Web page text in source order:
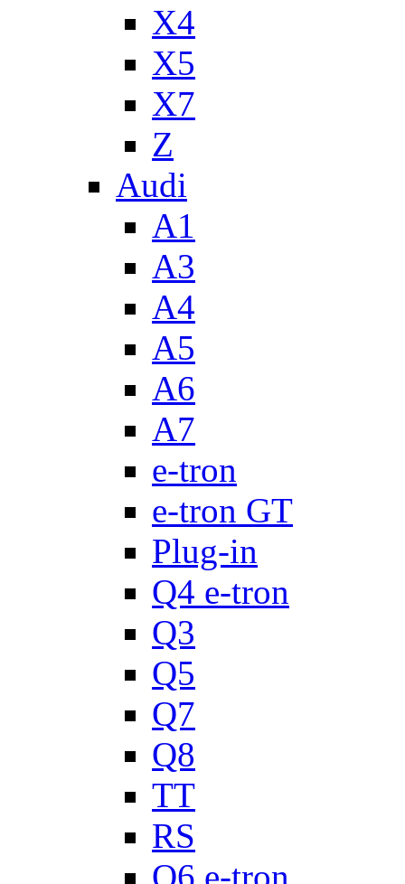
X4
X5
X7
Z
Audi
A1
A3
A4
A5
A6
A7
e-tron
e-tron GT
Plug-in
Q4 e-tron
Q3
Q5
Q7
Q8
TT
RS